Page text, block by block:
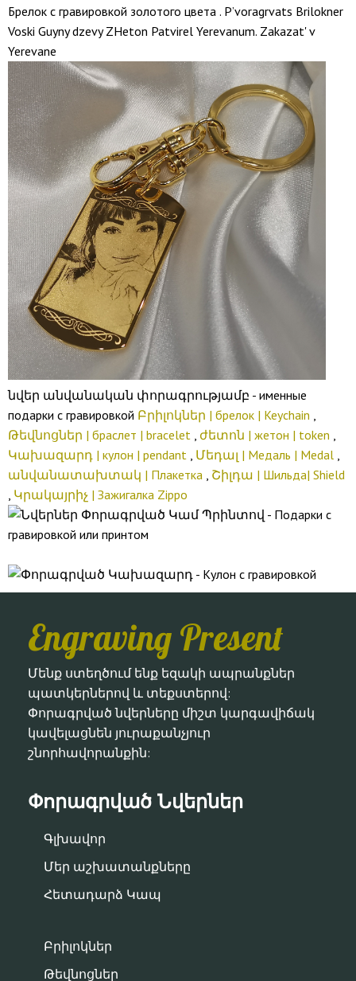
Брелок с гравировкой золотого цвета . P’voragrvats Brilokner
Voski Guyny dzevy ZHeton Patvirel Yerevanum. Zakazat' v
Yerevane
նվեր անվանական փորագրությամբ - именные
подарки с гравировкой Բրիլոկներ | брелок | Keychain ,
Թեվնոցներ | браслет | bracelet , ժետոն | жетон | token ,
Կախազարդ | кулон | pendant , Մեդալ | Медаль | Medal ,
անվանատախտակ | Плакетка , Շիլդա | Шильда| Shield
, Կրակայրիչ | Зажигалка Zippo
Engraving Present
Մենք ստեղծում ենք եզակի ապրանքներ
պատկերներով և տեքստերով:
Փորագրված նվերները միշտ կարգավիճակ
կավելացնեն յուրաքանչյուր
շնորհավորանքին:
Փորագրված Նվերներ
Գլխավոր
Մեր աշխատանքները
Հետադարձ Կապ
Բրիլոկներ
Թեվնոցներ